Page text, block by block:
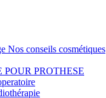
Nos conseils cosmétiques
POUR PROTHESE